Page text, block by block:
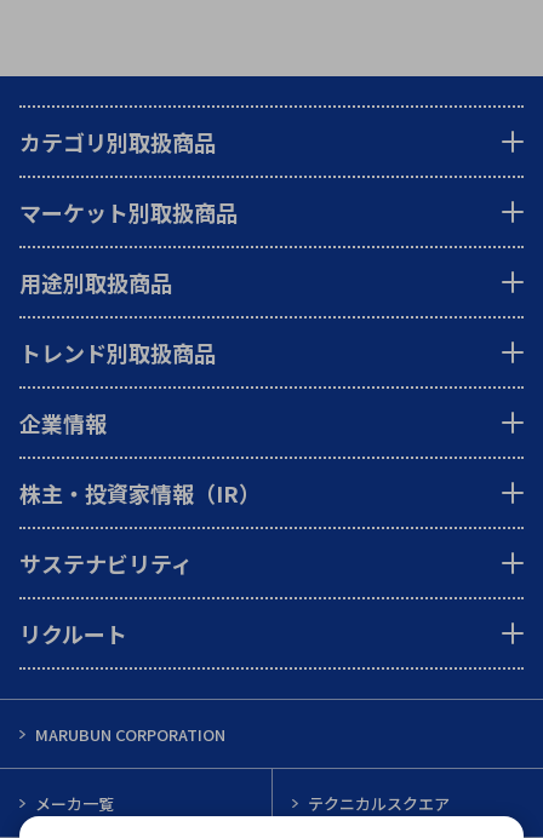
カテゴリ別取扱商品
マーケット別取扱商品
用途別取扱商品
トレンド別取扱商品
企業情報
株主・投資家情報（IR）
サステナビリティ
リクルート
MARUBUN CORPORATION
メーカ一覧 テクニカルスクエア